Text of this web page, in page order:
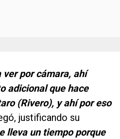
ver por cámara, ahí
adicional que hace
(Rivero), y ahí por eso
justificando su
lleva un tiempo porque